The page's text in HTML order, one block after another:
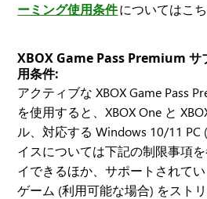
ーミング使用条件についてはこ
XBOX Game Pass Premium サ
用条件:
アクティブな XBOX Game Pass
を使用すると、XBOX One と
ル、対応する Windows 10/11 PC
イスについては下記の制限事項
イできるほか、サポートされて
ゲーム (利用可能な場合) をスト